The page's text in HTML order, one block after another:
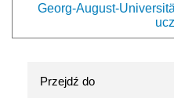
Georg-August-
Przejdź do